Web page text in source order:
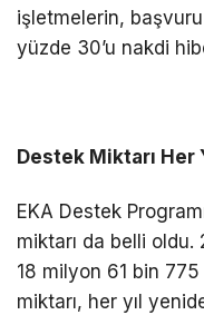
işletmelerin,
yüzde 30’u nakdi
Destek Miktarı Her
EKA Destek
miktarı da belli oldu.
18 milyon 61 bin
miktarı, her yıl